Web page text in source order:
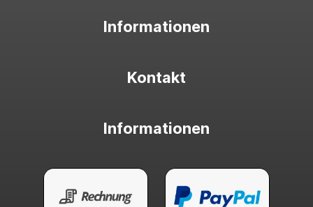
Informationen
Kontakt
Informationen